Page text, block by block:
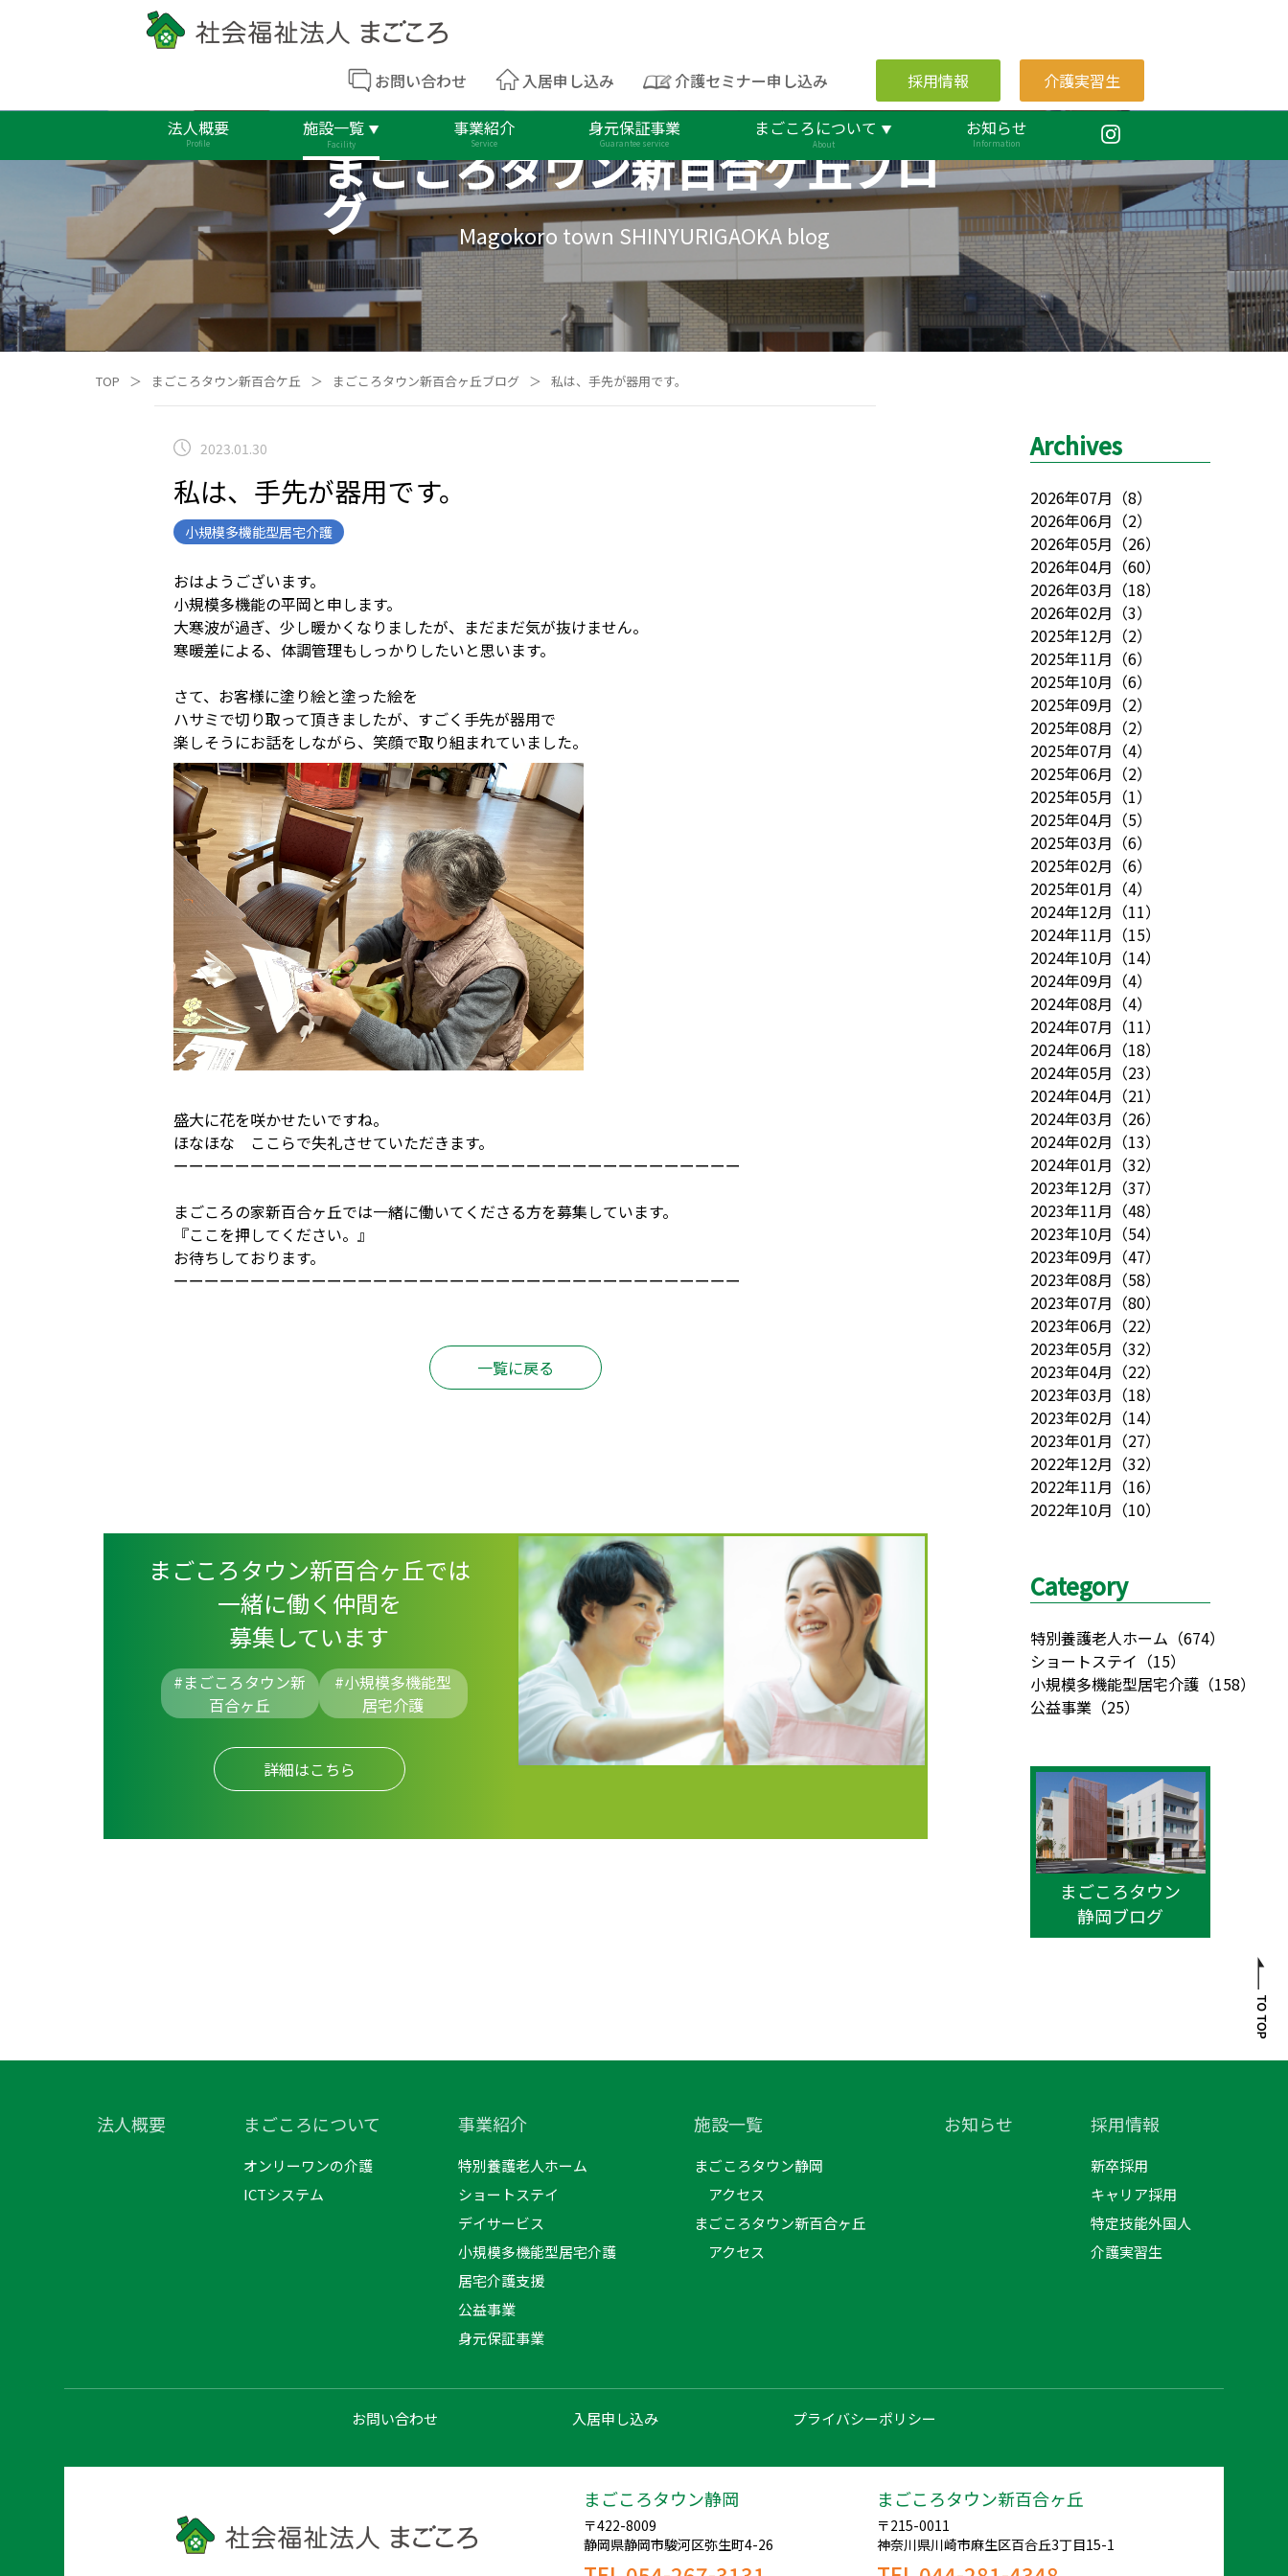
お問い合わせ 入居申し込み 介護セミナー申し込み 採用情報 介護実習生
法人概要
Profile
施設一覧
Facility
事業紹介
Service
身元保証事業
Guarantee service
まごころについて
About
お知らせ
Information
まごころタウン新百合ケ丘ブロ
グ Magokoro town SHINYURIGAOKA blog
TOP ＞ まごころタウン新百合ケ丘 ＞ まごころタウン新百合ヶ丘ブログ ＞ 私は、手先が器用です。
2023.01.30
私は、手先が器用です。
小規模多機能型居宅介護
おはようございます。
小規模多機能の平岡と申します。
大寒波が過ぎ、少し暖かくなりましたが、まだまだ気が抜けません。
寒暖差による、体調管理もしっかりしたいと思います。
さて、お客様に塗り絵と塗った絵を
ハサミで切り取って頂きましたが、すごく手先が器用で
楽しそうにお話をしながら、笑顔で取り組まれていました。
盛大に花を咲かせたいですね。
ほなほな ここらで失礼させていただきます。
ーーーーーーーーーーーーーーーーーーーーーーーーーーーーーーーーーーーーー
まごころの家新百合ヶ丘では一緒に働いてくださる方を募集しています。
『ここを押してください。 』
お待ちしております。
ーーーーーーーーーーーーーーーーーーーーーーーーーーーーーーーーーーーーー
一覧に戻る
まごころタウン新百合ヶ丘では
一緒に働く仲間を
募集しています
#まごころタウン新
百合ヶ丘
#小規模多機能型
居宅介護
詳細はこちら
Archives
2026年07月 （8）
2026年06月 （2）
2026年05月 （26）
2026年04月 （60）
2026年03月 （18）
2026年02月 （3）
2025年12月 （2）
2025年11月 （6）
2025年10月 （6）
2025年09月 （2）
2025年08月 （2）
2025年07月 （4）
2025年06月 （2）
2025年05月 （1）
2025年04月 （5）
2025年03月 （6）
2025年02月 （6）
2025年01月 （4）
2024年12月 （11）
2024年11月 （15）
2024年10月 （14）
2024年09月 （4）
2024年08月 （4）
2024年07月 （11）
2024年06月 （18）
2024年05月 （23）
2024年04月 （21）
2024年03月 （26）
2024年02月 （13）
2024年01月 （32）
2023年12月 （37）
2023年11月 （48）
2023年10月 （54）
2023年09月 （47）
2023年08月 （58）
2023年07月 （80）
2023年06月 （22）
2023年05月 （32）
2023年04月 （22）
2023年03月 （18）
2023年02月 （14）
2023年01月 （27）
2022年12月 （32）
2022年11月 （16）
2022年10月 （10）
Category
特別養護老人ホーム （674）
ショートステイ （15）
小規模多機能型居宅介護 （158）
公益事業 （25）
まごころタウン
静岡ブログ
法人概要 まごころについて
オンリーワンの介護
ICTシステム
事業紹介
特別養護老人ホーム
ショートステイ
デイサービス
小規模多機能型居宅介護
居宅介護支援
公益事業
身元保証事業
施設一覧
まごころタウン静岡
アクセス
まごころタウン新百合ヶ丘
アクセス
お知らせ 採用情報
新卒採用
キャリア採用
特定技能外国人
介護実習生
お問い合わせ 入居申し込み プライバシーポリシー
まごころタウン静岡
〒422-8009
静岡県静岡市駿河区弥生町4-26
まごころタウン新百合ヶ丘
〒215-0011
神奈川県川崎市麻生区百合丘3丁目15-1